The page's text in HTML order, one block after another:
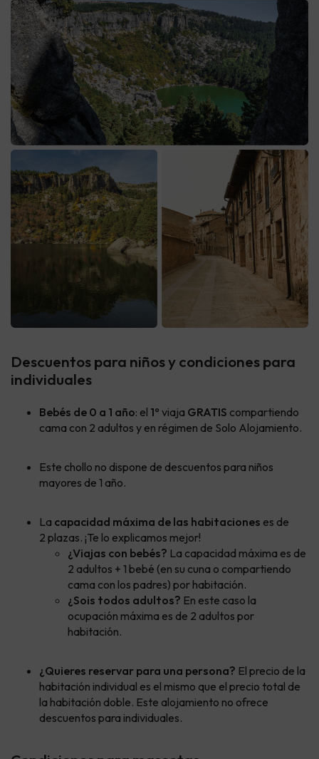
Descuentos para niños y condiciones para
individuales
Bebés de 0 a 1 año: el 1º viaja GRATIS compartiendo
cama con 2 adultos y en régimen de Solo Alojamiento.
Este chollo no dispone de descuentos para niños
mayores de 1 año.
La capacidad máxima de las habitaciones es de
2 plazas. ¡Te lo explicamos mejor!
¿Viajas con bebés? La capacidad máxima es de
2 adultos + 1 bebé (en su cuna o compartiendo
cama con los padres) por habitación.
¿Sois todos adultos? En este caso la
ocupación máxima es de 2 adultos por
habitación.
¿Quieres reservar para una persona? El precio de la
habitación individual es el mismo que el precio total de
la habitación doble. Este alojamiento no ofrece
descuentos para individuales.